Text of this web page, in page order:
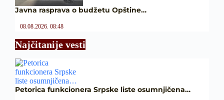
Javna rasprava o budžetu Opštine…
08.08.2026. 08:48
Najčitanije vesti
Petorica funkcionera Srpske liste osumnjičena…